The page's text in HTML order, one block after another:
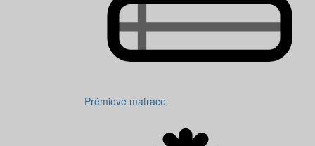
Prémiové matrace